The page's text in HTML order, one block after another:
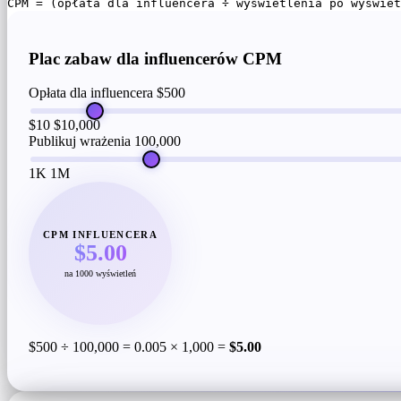
CPM = (opłata dla influencera ÷ wyświetlenia po
Plac zabaw dla influencerów CPM
Opłata dla influencera $500
$10 $10,000
Publikuj wrażenia 100,000
1K 1M
CPM INFLUENCERA
$5.00
na 1000 wyświetleń
$500 ÷ 100,000 = 0.005 × 1,000 = $5.00